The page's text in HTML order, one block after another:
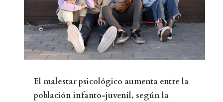
El malestar psicológico aumenta entre la
población infanto-juvenil, según la